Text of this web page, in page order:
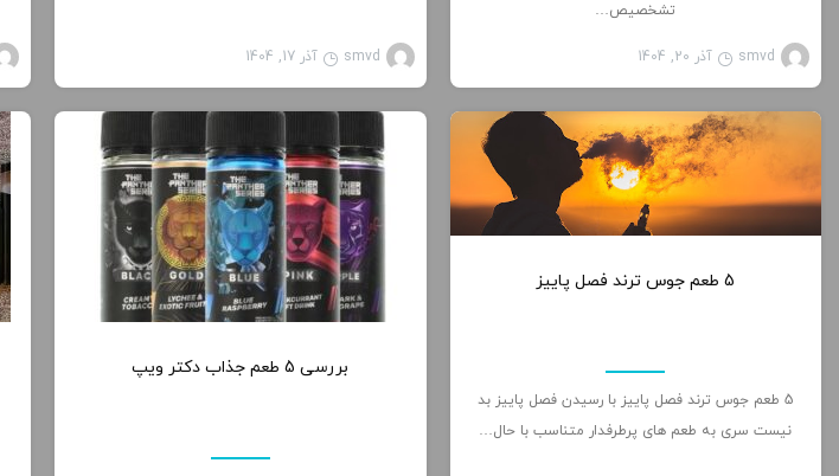
تشخصیص…
smvd آذر 20, 1404 smvd آذر 17, 1404
5 طعم جوس ترند فصل پاییز
5 طعم جوس ترند فصل پاییز با رسیدن فصل پاییز بد
نیست سری به طعم های پرطرفدار متناسب با حال…
بررسی 5 طعم جذاب دکتر ویپ